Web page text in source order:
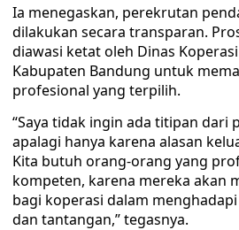
Ia menegaskan, perekrutan
dilakukan secara transparan.
diawasi ketat oleh Dinas
Kabupaten Bandung untuk
profesional yang terpilih.
“Saya tidak ingin ada titipan dari
apalagi hanya karena alasan
Kita butuh orang-orang yang
kompeten, karena mereka akan
bagi koperasi dalam
dan tantangan,” tegasnya.